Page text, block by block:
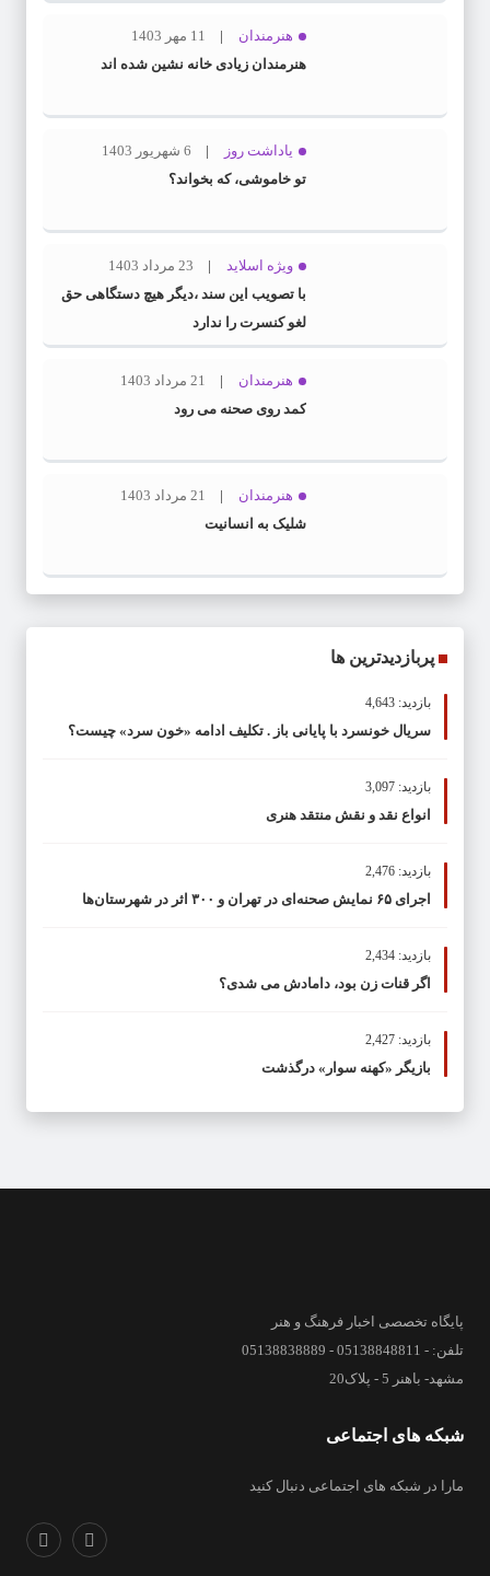
هنرمندان
11 مهر 1403
هنرمندان زیادی خانه نشین شده اند
یاداشت روز
6 شهریور 1403
تو خاموشی، که بخواند؟
ویژه اسلاید
23 مرداد 1403
با تصویب این سند ،دیگر هیچ دستگاهی حق
لغو کنسرت را ندارد
هنرمندان
21 مرداد 1403
کمد روی صحنه می رود
هنرمندان
21 مرداد 1403
شلیک به انسانیت
پربازدیدترین ها
بازدید: 4,643
سریال خونسرد با پایانی باز . تکلیف ادامه «خون سرد» چیست؟
بازدید: 3,097
انواع نقد و نقش منتقد هنری
بازدید: 2,476
اجرای ۶۵ نمایش صحنه‌ای در تهران و ۳۰۰ اثر در شهرستان‌ها
بازدید: 2,434
اگر قنات زن بود، دامادش می شدی؟
بازدید: 2,427
بازیگر «کهنه سوار» درگذشت
پایگاه تخصصی اخبار فرهنگ و هنر
تلفن: - 05138848811 - 05138838889
مشهد- باهنر 5 - پلاک20
شبکه های اجتماعی
مارا در شبکه های اجتماعی دنبال کنید